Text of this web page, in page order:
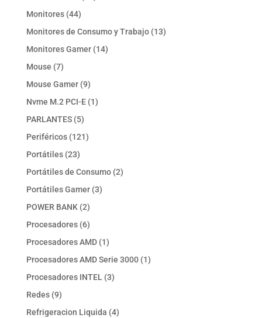
Monitores 4444
productos
Monitores de Consumo y Trabajo 1313
Monitores Gamer 1414
Mouse 77
productos
Mouse Gamer 99
productos
Nvme M.2 PCI-E 11
PARLANTES 55
productos
Periféricos 121121
Portátiles 2323
productos
Portátiles de Consumo 22
Portátiles Gamer 33
POWER BANK 22
productos
Procesadores 66
productos
Procesadores AMD 11
producto
Procesadores AMD Serie 3000 11
Procesadores INTEL 33
Redes 99
productos
Refrigeracion Liquida 44